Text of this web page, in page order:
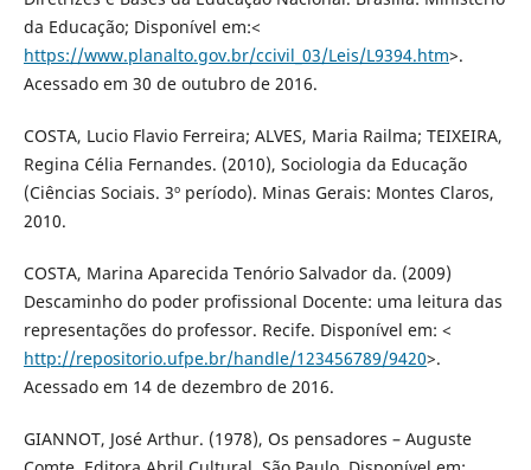
da Educação; Disponível em:<
https://www.planalto.gov.br/ccivil_03/Leis/L9394.htm>.
Acessado em 30 de outubro de 2016.
COSTA, Lucio Flavio Ferreira; ALVES, Maria Railma; TEIXEIRA,
Regina Célia Fernandes. (2010), Sociologia da Educação
(Ciências Sociais. 3º período). Minas Gerais: Montes Claros,
2010.
COSTA, Marina Aparecida Tenório Salvador da. (2009)
Descaminho do poder profissional Docente: uma leitura das
representações do professor. Recife. Disponível em: <
http://repositorio.ufpe.br/handle/123456789/9420>.
Acessado em 14 de dezembro de 2016.
GIANNOT, José Arthur. (1978), Os pensadores – Auguste